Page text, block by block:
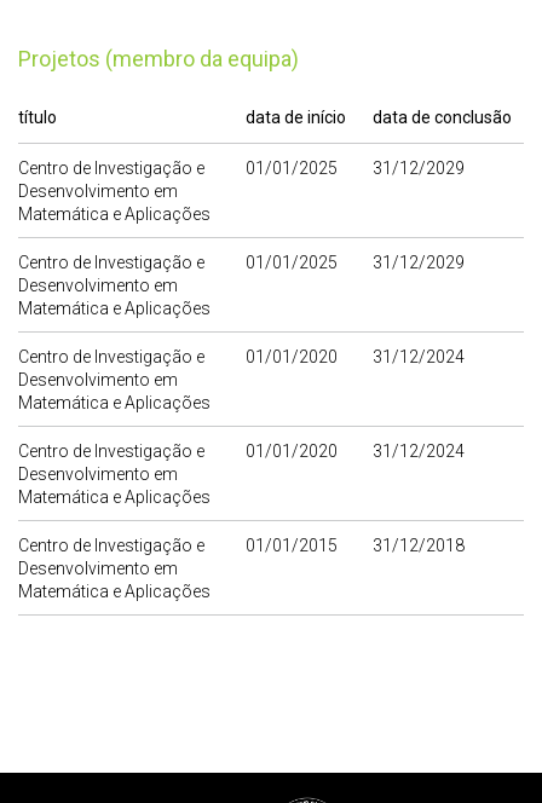
Projetos (membro da equipa)
título data de início data de conclusão
Centro de Investigação e
Desenvolvimento em
Matemática e Aplicações
01/01/2025 31/12/2029
Centro de Investigação e
Desenvolvimento em
Matemática e Aplicações
01/01/2025 31/12/2029
Centro de Investigação e
Desenvolvimento em
Matemática e Aplicações
01/01/2020 31/12/2024
Centro de Investigação e
Desenvolvimento em
Matemática e Aplicações
01/01/2020 31/12/2024
Centro de Investigação e
Desenvolvimento em
Matemática e Aplicações
01/01/2015 31/12/2018